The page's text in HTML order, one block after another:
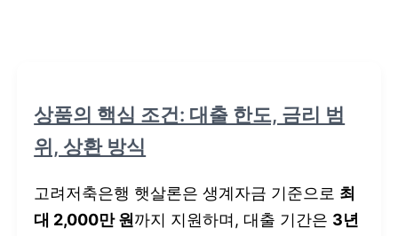
상품의 핵심 조건: 대출 한도, 금리 범
위, 상환 방식
고려저축은행 햇살론은 생계자금 기준으로 최
대 2,000만 원 까지 지원하며, 대출 기간은 3년